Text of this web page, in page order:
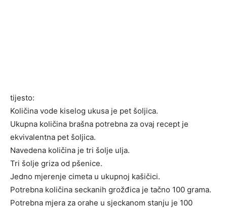
tijesto:
Količina vode kiselog ukusa je pet šoljica.
Ukupna količina brašna potrebna za ovaj recept je
ekvivalentna pet šoljica.
Navedena količina je tri šolje ulja.
Tri šolje griza od pšenice.
Jedno mjerenje cimeta u ukupnoj kašičici.
Potrebna količina seckanih grožđica je tačno 100 grama.
Potrebna mjera za orahe u sjeckanom stanju je 100